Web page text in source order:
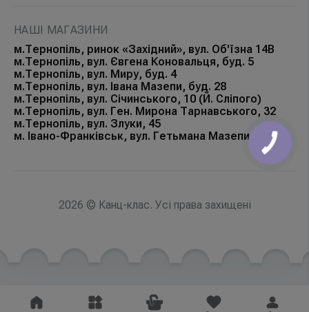
НАШІ МАГАЗИНИ
м.Тернопіль, ринок «Західний», вул. Об'їзна 14В
м.Тернопіль, вул. Євгена Коновальця, буд. 5
м.Тернопіль, вул. Миру, буд. 4
м.Тернопіль, вул. Івана Мазепи, буд. 28
м.Тернопіль, вул. Січинського, 10 (Й. Сліпого)
м.Тернопіль, вул. Ген. Мирона Тарнавського, 32
м.Тернопіль, вул. Злуки, 45
м. Івано-Франківськ, вул. Гетьмана Мазепи, 168Б
2026 © Канц-клас. Усі права захищені
КНОПКА
ЗВ'ЯЗКУ